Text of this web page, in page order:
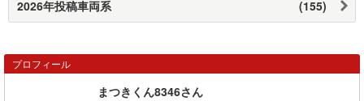
2026年投稿車両系 (155)
プロフィール
まつきくん8346さん